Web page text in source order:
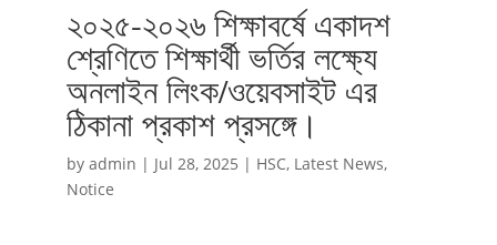
২০২৫-২০২৬ শিক্ষাবর্ষে একাদশ
শ্রেণিতে শিক্ষার্থী ভর্তির লক্ষ্যে
অনলাইন লিংক/ওয়েবসাইট এর
ঠিকানা প্রকাশ প্রসঙ্গে।
by admin | Jul 28, 2025 | HSC, Latest News,
Notice